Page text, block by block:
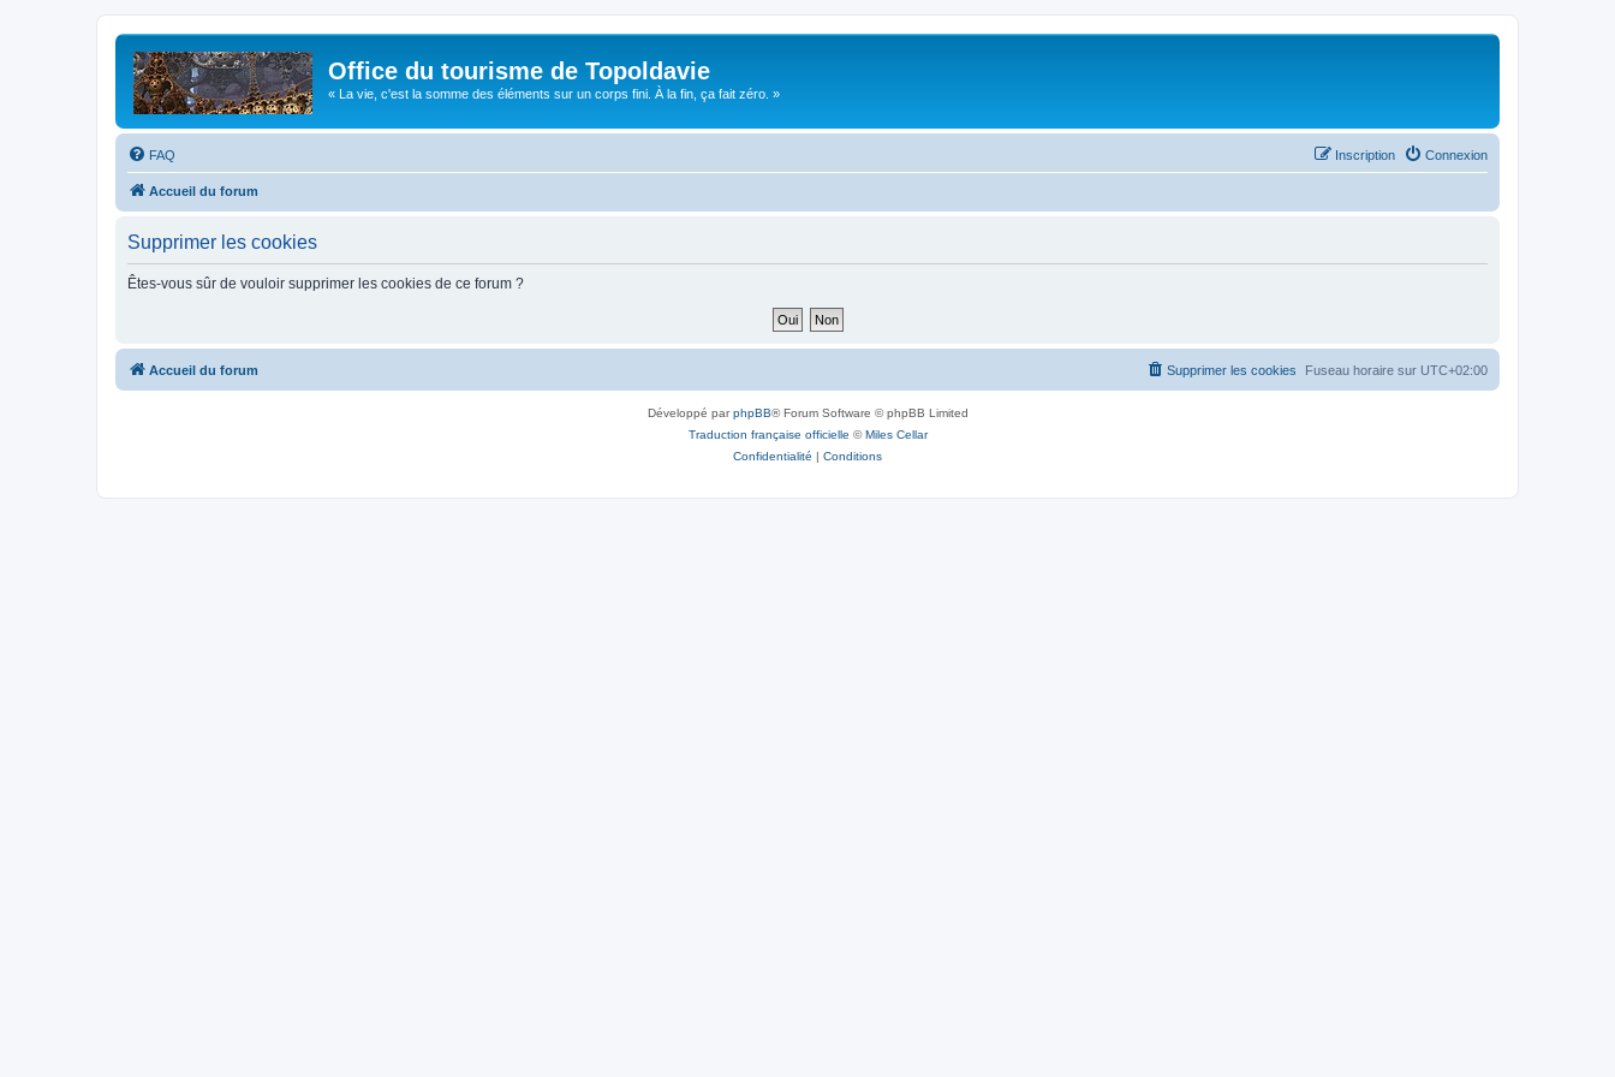
Office du tourisme de Topoldavie
« La vie, c'est la somme des éléments sur un corps fini. À la fin, ça fait zéro. »
FAQ Connexion
Inscription
Accueil du forum
Supprimer les cookies
Êtes-vous sûr de vouloir supprimer les cookies de ce forum ?
Accueil du forum Fuseau horaire sur UTC+02:00
Supprimer les cookies
Développé parphpBB® Forum Software © phpBB Limited
Traduction française officielle ©Miles Cellar
Confidentialité | Conditions